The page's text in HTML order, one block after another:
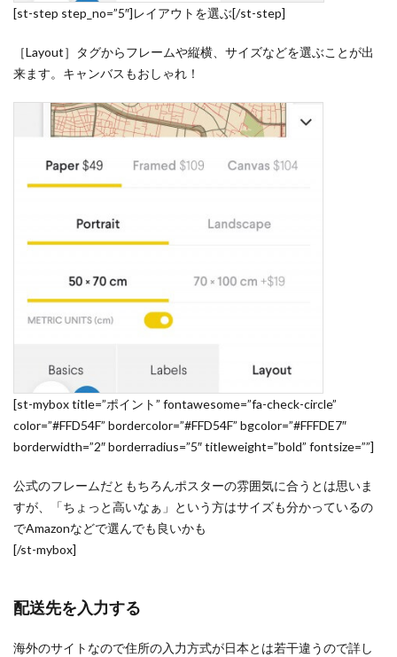
[st-step step_no=”5″]レイアウトを選ぶ[/st-step]
［Layout］タグからフレームや縦横、サイズなどを選ぶことが出
来ます。キャンバスもおしゃれ！
[st-mybox title=”ポイント” fontawesome=”fa-check-circle”
color=”#FFD54F” bordercolor=”#FFD54F” bgcolor=”#FFFDE7″
borderwidth=”2″ borderradius=”5″ titleweight=”bold” fontsize=””]
公式のフレームだともちろんポスターの雰囲気に合うとは思いま
すが、「ちょっと高いなぁ」という方はサイズも分かっているの
でAmazonなどで選んでも良いかも
[/st-mybox]
配送先を入力する
海外のサイトなので住所の入力方式が日本とは若干違うので詳し